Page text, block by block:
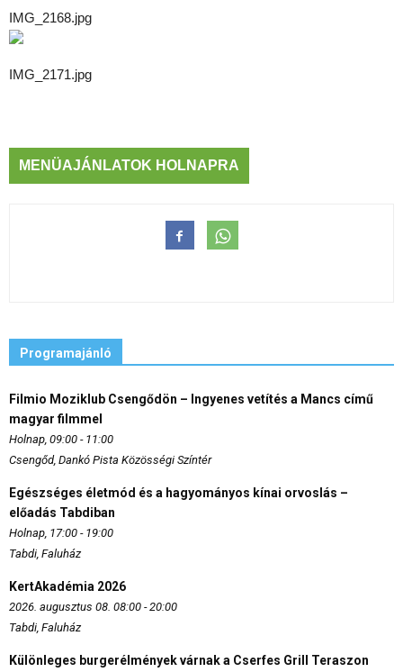
IMG_2168.jpg
IMG_2171.jpg
MENÜAJÁNLATOK HOLNAPRA
Programajánló
Filmio Moziklub Csengődön – Ingyenes vetítés a Mancs című
magyar filmmel
Holnap, 09:00 - 11:00
Csengőd, Dankó Pista Közösségi Színtér
Egészséges életmód és a hagyományos kínai orvoslás –
előadás Tabdiban
Holnap, 17:00 - 19:00
Tabdi, Faluház
KertAkadémia 2026
2026. augusztus 08. 08:00 - 20:00
Tabdi, Faluház
Különleges burgerélmények várnak a Cserfes Grill Teraszon